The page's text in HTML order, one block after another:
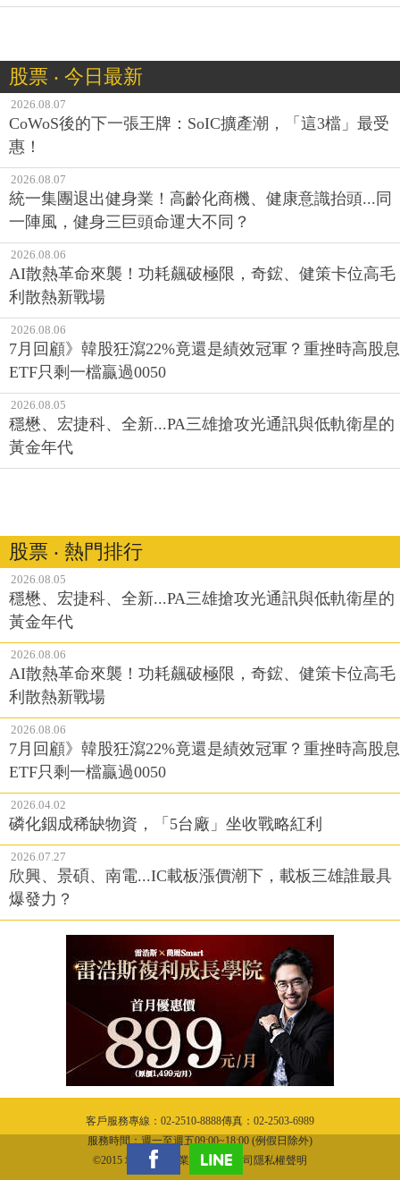
股票 ‧ 今日最新
2026.08.07
CoWoS後的下一張王牌：SoIC擴產潮，「這3檔」最受
惠！
2026.08.07
統一集團退出健身業！高齡化商機、健康意識抬頭...同
一陣風，健身三巨頭命運大不同？
2026.08.06
AI散熱革命來襲！功耗飆破極限，奇鋐、健策卡位高毛
利散熱新戰場
2026.08.06
7月回顧》韓股狂瀉22%竟還是績效冠軍？重挫時高股息
ETF只剩一檔贏過0050
2026.08.05
穩懋、宏捷科、全新...PA三雄搶攻光通訊與低軌衛星的
黃金年代
股票 ‧ 熱門排行
2026.08.05
穩懋、宏捷科、全新...PA三雄搶攻光通訊與低軌衛星的
黃金年代
2026.08.06
AI散熱革命來襲！功耗飆破極限，奇鋐、健策卡位高毛
利散熱新戰場
2026.08.06
7月回顧》韓股狂瀉22%竟還是績效冠軍？重挫時高股息
ETF只剩一檔贏過0050
2026.04.02
磷化銦成稀缺物資，「5台廠」坐收戰略紅利
2026.07.27
欣興、景碩、南電...IC載板漲價潮下，載板三雄誰最具
爆發力？
客戶服務專線：02-2510-8888傳真：02-2503-6989
服務時間：週一至週五09:00~18:00 (例假日除外)
©2015 城邦文化事業股份有限公司隱私權聲明